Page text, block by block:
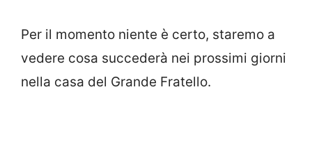
Per il momento niente è certo, staremo a
vedere cosa succederà nei prossimi giorni
nella casa del Grande Fratello.